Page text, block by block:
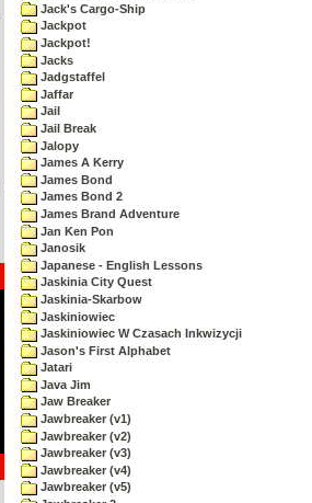
Jack's Cargo-Ship
Jackpot
Jackpot!
Jacks
Jadgstaffel
Jaffar
Jail
Jail Break
Jalopy
James A Kerry
James Bond
James Bond 2
James Brand Adventure
Jan Ken Pon
Janosik
Japanese - English Lessons
Jaskinia City Quest
Jaskinia-Skarbow
Jaskiniowiec
Jaskiniowiec W Czasach Inkwizycji
Jason's First Alphabet
Jatari
Java Jim
Jaw Breaker
Jawbreaker (v1)
Jawbreaker (v2)
Jawbreaker (v3)
Jawbreaker (v4)
Jawbreaker (v5)